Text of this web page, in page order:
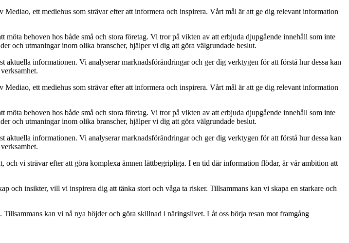
ett mediehus som strävar efter att informera och inspirera. Vårt mål är att ge dig relevant information
behoven hos både små och stora företag. Vi tror på vikten av att erbjuda djupgående innehåll som inte
och utmaningar inom olika branscher, hjälper vi dig att göra välgrundade beslut.
aktuella informationen. Vi analyserar marknadsförändringar och ger dig verktygen för att förstå hur dessa kan
ett mediehus som strävar efter att informera och inspirera. Vårt mål är att ge dig relevant information
behoven hos både små och stora företag. Vi tror på vikten av att erbjuda djupgående innehåll som inte
och utmaningar inom olika branscher, hjälper vi dig att göra välgrundade beslut.
aktuella informationen. Vi analyserar marknadsförändringar och ger dig verktygen för att förstå hur dessa kan
vi strävar efter att göra komplexa ämnen lättbegripliga. I en tid där information flödar, är vår ambition att
och insikter, vill vi inspirera dig att tänka stort och våga ta risker. Tillsammans kan vi skapa en starkare och
kan vi nå nya höjder och göra skillnad i näringslivet. Låt oss börja resan mot framgång